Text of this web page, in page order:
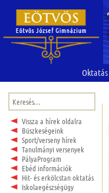
Oktatás
Keresés:
Vissza a hírek oldalra
Büszkeségeink
Sport/verseny hírek
Tanulmányi versenyek
PályaProgram
Ebéd információk
Hit- és erkölcstan oktatás
Iskolaegészségügy